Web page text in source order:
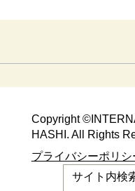
Copyright
HASHI. All Rights
プライバシーポリシ